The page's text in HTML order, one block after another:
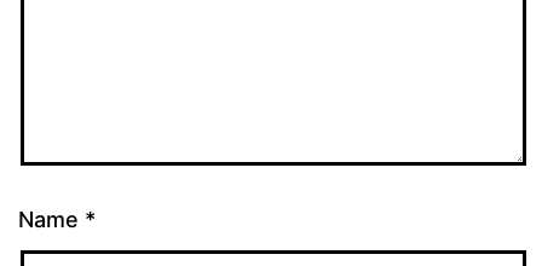
Name *